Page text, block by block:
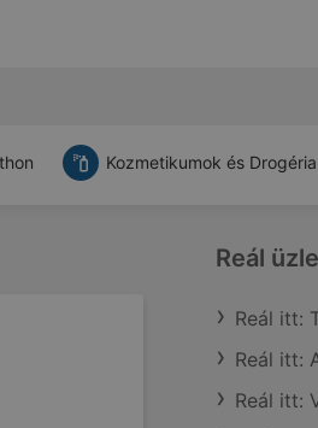
Kozmetikumok és Drogéria
Reál
Reál itt:
Reál itt:
Reál itt: